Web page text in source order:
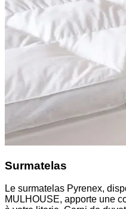
Surmatelas
Le surmatelas Pyrenex,
MULHOUSE, apporte une